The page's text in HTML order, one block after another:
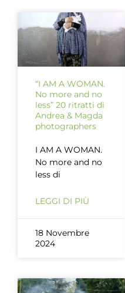
“I AM A WOMAN.
No more and no
less” 20 ritratti di
Andrea & Magda
photographers
I AM A WOMAN.
No more and no
less di
LEGGI DI PIÙ
18 Novembre
2024